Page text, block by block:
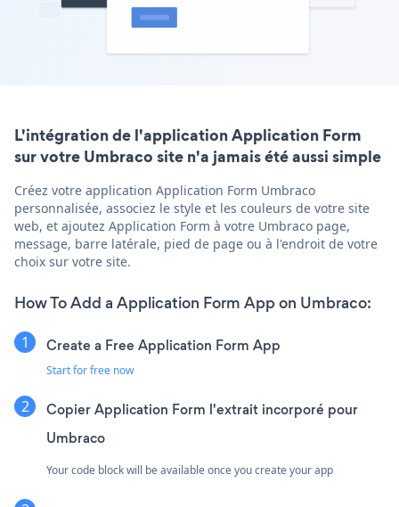
L'intégration de l'application Application Form
sur votre Umbraco site n'a jamais été aussi simple
Créez votre application Application Form Umbraco
personnalisée, associez le style et les couleurs de votre site
web, et ajoutez Application Form à votre Umbraco page,
message, barre latérale, pied de page ou à l'endroit de votre
choix sur votre site.
How To Add a Application Form App on Umbraco:
Create a Free Application Form App
Start for free now
Copier Application Form l'extrait incorporé pour
Umbraco
Your code block will be available once you create your app